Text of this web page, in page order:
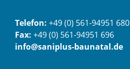
Telefon: +49 (0) 561-94951 680
Fax: +49 (0) 561-94951 696
info@saniplus-baunatal.de